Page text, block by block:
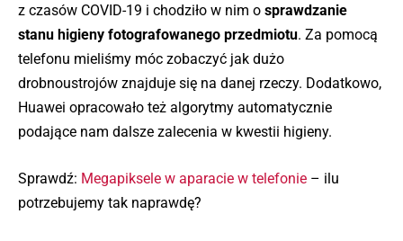
z czasów COVID-19 i chodziło w nim o sprawdzanie
stanu higieny fotografowanego przedmiotu. Za pomocą
telefonu mieliśmy móc zobaczyć jak dużo
drobnoustrojów znajduje się na danej rzeczy. Dodatkowo,
Huawei opracowało też algorytmy automatycznie
podające nam dalsze zalecenia w kwestii higieny.
Sprawdź: Megapiksele w aparacie w telefonie – ilu
potrzebujemy tak naprawdę?